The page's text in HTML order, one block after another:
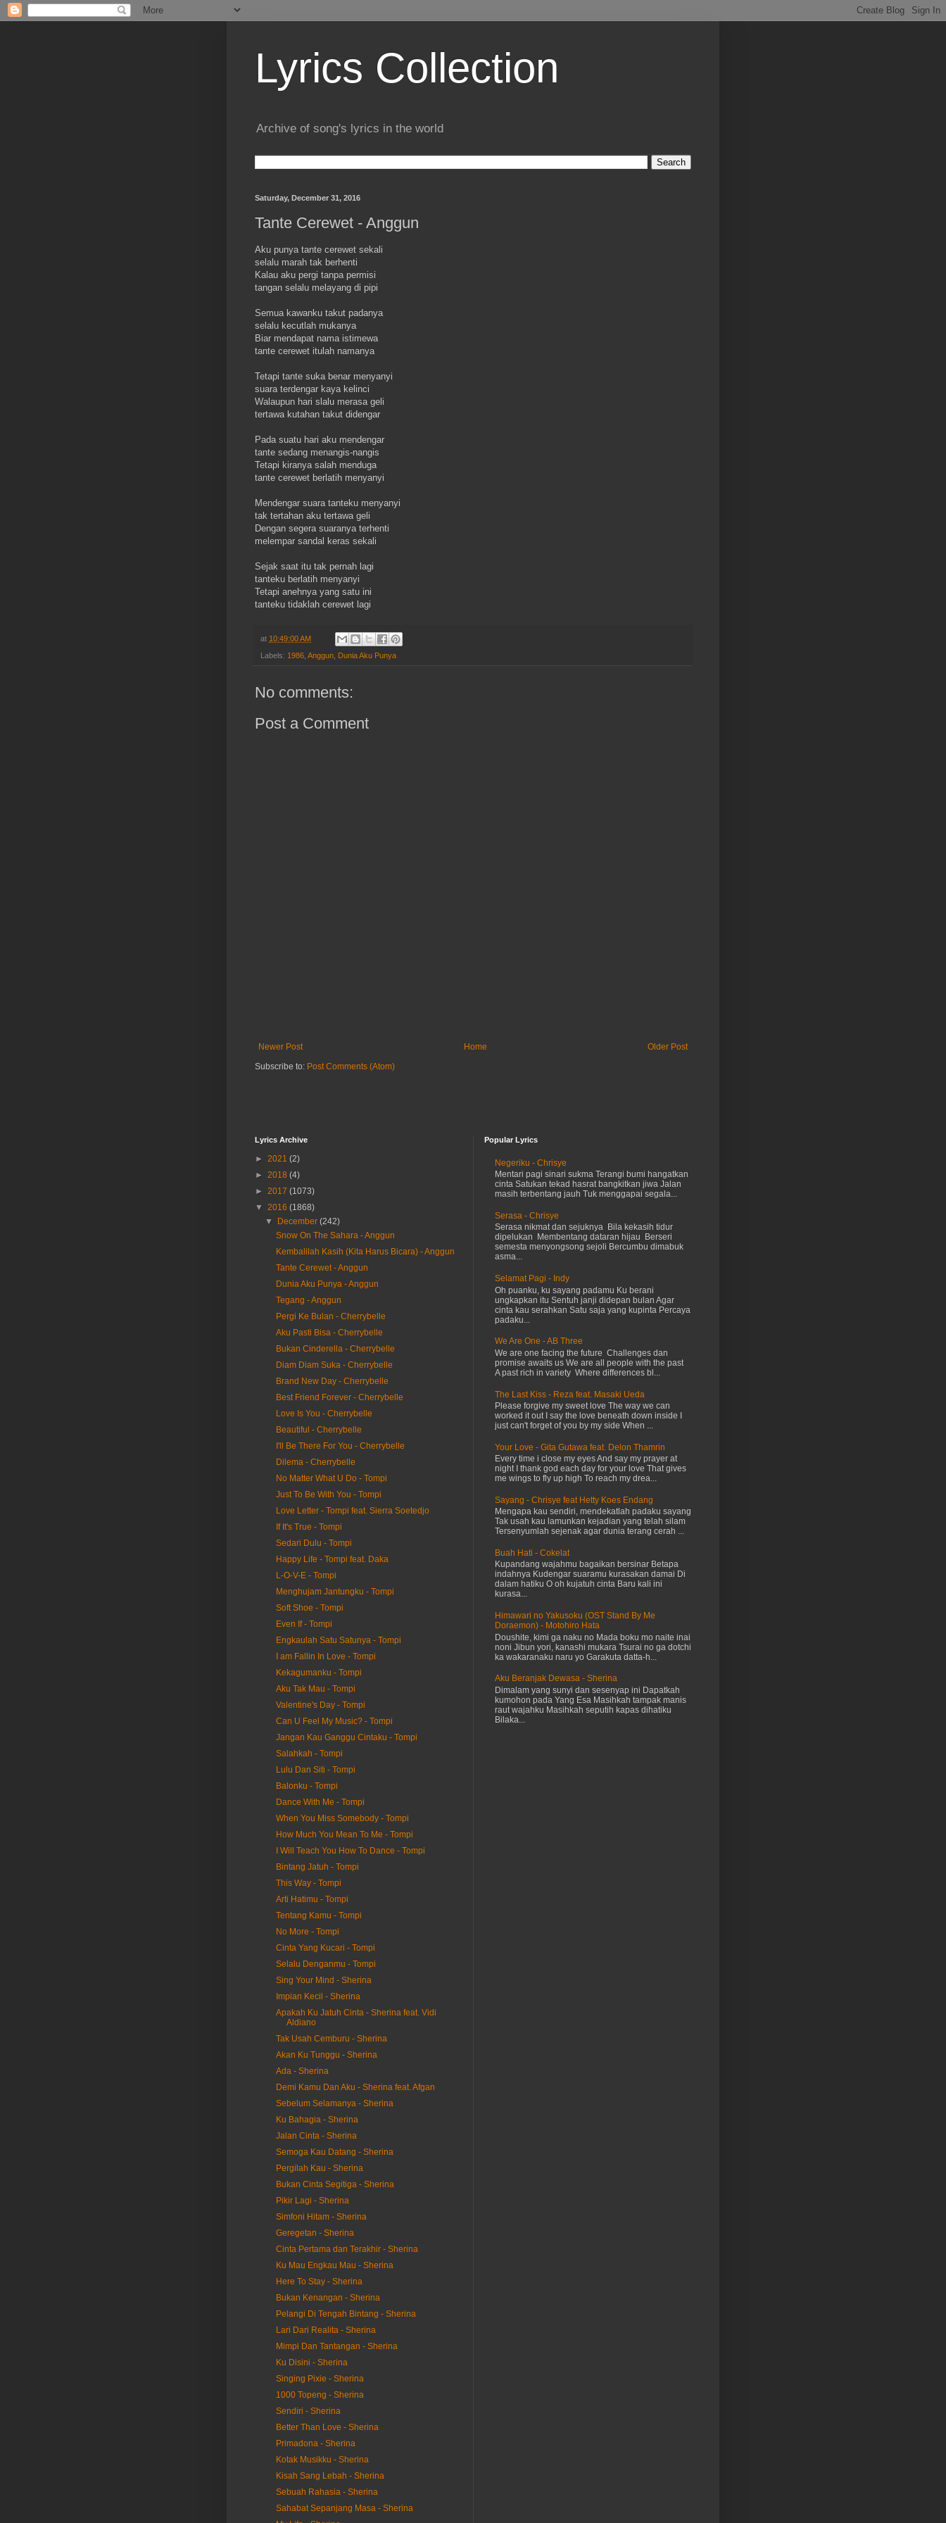
Lyrics Collection
Archive of song's lyrics in the world
Saturday, December 31, 2016
Tante Cerewet - Anggun
Aku punya tante cerewet sekali
selalu marah tak berhenti
Kalau aku pergi tanpa permisi
tangan selalu melayang di pipi
Semua kawanku takut padanya
selalu kecutlah mukanya
Biar mendapat nama istimewa
tante cerewet itulah namanya
Tetapi tante suka benar menyanyi
suara terdengar kaya kelinci
Walaupun hari slalu merasa geli
tertawa kutahan takut didengar
Pada suatu hari aku mendengar
tante sedang menangis-nangis
Tetapi kiranya salah menduga
tante cerewet berlatih menyanyi
Mendengar suara tanteku menyanyi
tak tertahan aku tertawa geli
Dengan segera suaranya terhenti
melempar sandal keras sekali
Sejak saat itu tak pernah lagi
tanteku berlatih menyanyi
Tetapi anehnya yang satu ini
tanteku tidaklah cerewet lagi
at 10:49:00 AM
Labels: 1986, Anggun, Dunia Aku Punya
No comments:
Post a Comment
Newer Post Older Post
Home
Subscribe to: Post Comments (Atom)
Lyrics Archive
► 2021 (2)
► 2018 (4)
► 2017 (1073)
▼ 2016 (1868)
▼
December(242)
Snow On The Sahara - Anggun
Kembalilah Kasih (Kita Harus Bicara) - Anggun
Tante Cerewet - Anggun
Dunia Aku Punya - Anggun
Tegang - Anggun
Pergi Ke Bulan - Cherrybelle
Aku Pasti Bisa - Cherrybelle
Bukan Cinderella - Cherrybelle
Diam Diam Suka - Cherrybelle
Brand New Day - Cherrybelle
Best Friend Forever - Cherrybelle
Love Is You - Cherrybelle
Beautiful - Cherrybelle
I'll Be There For You - Cherrybelle
Dilema - Cherrybelle
No Matter What U Do - Tompi
Just To Be With You - Tompi
Love Letter - Tompi feat. Sierra Soetedjo
If It's True - Tompi
Sedari Dulu - Tompi
Happy Life - Tompi feat. Daka
L-O-V-E - Tompi
Menghujam Jantungku - Tompi
Soft Shoe - Tompi
Even If - Tompi
Engkaulah Satu Satunya - Tompi
I am Fallin In Love - Tompi
Kekagumanku - Tompi
Aku Tak Mau - Tompi
Valentine's Day - Tompi
Can U Feel My Music? - Tompi
Jangan Kau Ganggu Cintaku - Tompi
Salahkah - Tompi
Lulu Dan Siti - Tompi
Balonku - Tompi
Dance With Me - Tompi
When You Miss Somebody - Tompi
How Much You Mean To Me - Tompi
I Will Teach You How To Dance - Tompi
Bintang Jatuh - Tompi
This Way - Tompi
Arti Hatimu - Tompi
Tentang Kamu - Tompi
No More - Tompi
Cinta Yang Kucari - Tompi
Selalu Denganmu - Tompi
Sing Your Mind - Sherina
Impian Kecil - Sherina
Apakah Ku Jatuh Cinta - Sherina feat. Vidi
Aldiano
Tak Usah Cemburu - Sherina
Akan Ku Tunggu - Sherina
Ada - Sherina
Demi Kamu Dan Aku - Sherina feat. Afgan
Sebelum Selamanya - Sherina
Ku Bahagia - Sherina
Jalan Cinta - Sherina
Semoga Kau Datang - Sherina
Pergilah Kau - Sherina
Bukan Cinta Segitiga - Sherina
Pikir Lagi - Sherina
Simfoni Hitam - Sherina
Geregetan - Sherina
Cinta Pertama dan Terakhir - Sherina
Ku Mau Engkau Mau - Sherina
Here To Stay - Sherina
Bukan Kenangan - Sherina
Pelangi Di Tengah Bintang - Sherina
Lari Dari Realita - Sherina
Mimpi Dan Tantangan - Sherina
Ku Disini - Sherina
Singing Pixie - Sherina
1000 Topeng - Sherina
Sendiri - Sherina
Better Than Love - Sherina
Primadona - Sherina
Kotak Musikku - Sherina
Kisah Sang Lebah - Sherina
Sebuah Rahasia - Sherina
Sahabat Sepanjang Masa - Sherina
Popular Lyrics
Negeriku - Chrisye
Mentari pagi sinari sukma Terangi bumi hangatkan
cinta Satukan tekad hasrat bangkitkan jiwa Jalan
masih terbentang jauh Tuk menggapai segala...
Serasa - Chrisye
Serasa nikmat dan sejuknya Bila kekasih tidur
dipelukan Membentang dataran hijau Berseri
semesta menyongsong sejoli Bercumbu dimabuk
asma...
Selamat Pagi - Indy
Oh puanku, ku sayang padamu Ku berani
ungkapkan itu Sentuh janji didepan bulan Agar
cinta kau serahkan Satu saja yang kupinta Percaya
padaku...
We Are One - AB Three
We are one facing the future Challenges dan
promise awaits us We are all people with the past
A past rich in variety Where differences bl...
The Last Kiss - Reza feat. Masaki Ueda
Please forgive my sweet love The way we can
worked it out I say the love beneath down inside I
just can't forget of you by my side When ...
Your Love - Gita Gutawa feat. Delon Thamrin
Every time i close my eyes And say my prayer at
night I thank god each day for your love That gives
me wings to fly up high To reach my drea...
Sayang - Chrisye feat Hetty Koes Endang
Mengapa kau sendiri, mendekatlah padaku sayang
Tak usah kau lamunkan kejadian yang telah silam
Tersenyumlah sejenak agar dunia terang cerah ...
Buah Hati - Cokelat
Kupandang wajahmu bagaikan bersinar Betapa
indahnya Kudengar suaramu kurasakan damai Di
dalam hatiku O oh kujatuh cinta Baru kali ini
kurasa...
Himawari no Yakusoku (OST Stand By Me
Doraemon) - Motohiro Hata
Doushite, kimi ga naku no Mada boku mo naite inai
noni Jibun yori, kanashi mukara Tsurai no ga dotchi
ka wakaranaku naru yo Garakuta datta-h...
Aku Beranjak Dewasa - Sherina
Dimalam yang sunyi dan sesenyap ini Dapatkah
kumohon pada Yang Esa Masihkah tampak manis
raut wajahku Masihkah seputih kapas dihatiku
Bilaka...